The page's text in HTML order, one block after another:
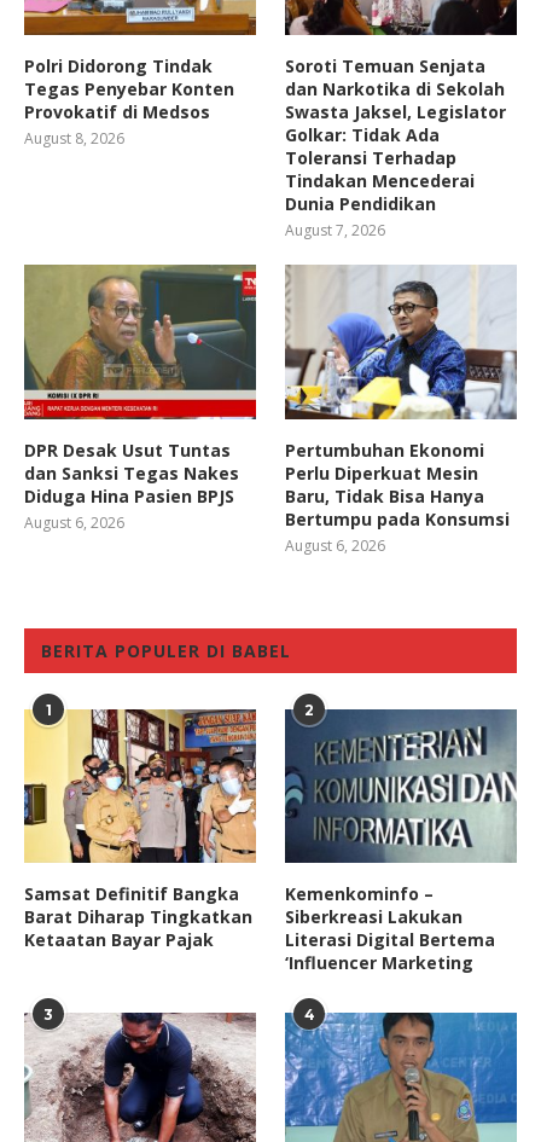
Polri Didorong Tindak
Tegas Penyebar Konten
Provokatif di Medsos
August 8, 2026
Soroti Temuan Senjata
dan Narkotika di Sekolah
Swasta Jaksel, Legislator
Golkar: Tidak Ada
Toleransi Terhadap
Tindakan Mencederai
Dunia Pendidikan
August 7, 2026
DPR Desak Usut Tuntas
dan Sanksi Tegas Nakes
Diduga Hina Pasien BPJS
August 6, 2026
Pertumbuhan Ekonomi
Perlu Diperkuat Mesin
Baru, Tidak Bisa Hanya
Bertumpu pada Konsumsi
August 6, 2026
BERITA POPULER DI BABEL
1
Samsat Definitif Bangka
Barat Diharap Tingkatkan
Ketaatan Bayar Pajak
2
Kemenkominfo –
Siberkreasi Lakukan
Literasi Digital Bertema
‘Influencer Marketing
3 4